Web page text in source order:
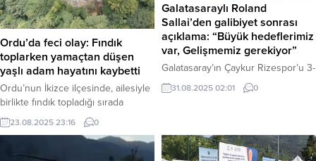
Ordu’da feci olay: Fındık
toplarken yamaçtan düşen
yaşlı adam hayatını kaybetti
Ordu’nun İkizce ilçesinde, ailesiyle
birlikte fındık topladığı sırada
dengesini kaybeden 70 yaşındaki
Hüseyin Korkmaz, yamaçtan
düşerek yaşamını yitirdi. Olay
23.08.2025 23:16 0
Galatasaraylı Roland
Sallai’den galibiyet sonrası
açıklama: “Büyük hedeflerimiz
var, Gelişmemiz gerekiyor”
Galatasaray’ın Çaykur Rizespor’u 3-
1 mağlup ettiği maçın ardından,
gecenin başarılı isimlerinden
galibiyete rağmen özeleştiri
yaparak, “Geliştirmemiz gereken
31.08.2025 02:01 0